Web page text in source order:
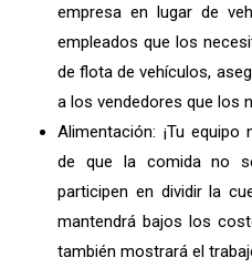
empresa en lugar de
empleados que los
de flota de vehículos,
a los vendedores que los
Alimentación: ¡Tu
de que la comida no
participen en dividir la
mantendrá bajos los
también mostrará el